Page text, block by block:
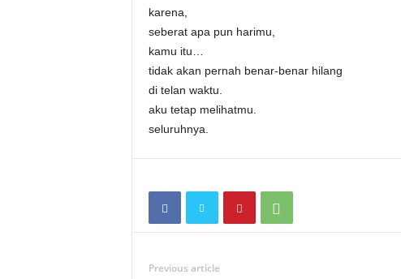
karena,
seberat apa pun harimu,
kamu itu…
tidak akan pernah benar-benar hilang
di telan waktu.
aku tetap melihatmu.
seluruhnya.
Previous article